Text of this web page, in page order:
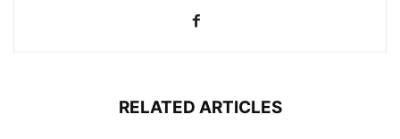
RELATED ARTICLES